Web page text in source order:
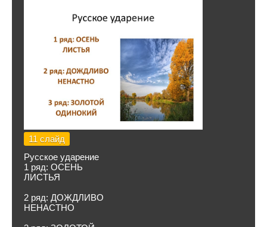
11 слайд
Русское ударение
1 ряд: ОСЕНЬ
ЛИСТЬЯ
2 ряд: ДОЖДЛИВО
НЕНАСТНО